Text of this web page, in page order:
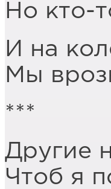
Но кто-
И на
Мы
***
Другие
Чтоб я